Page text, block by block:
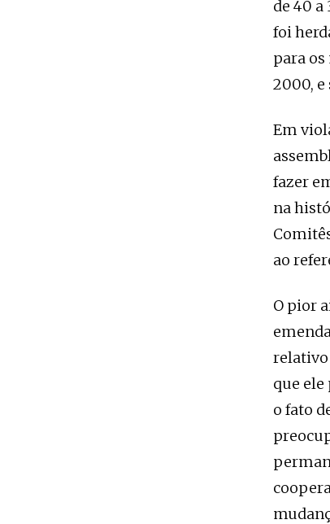
de 40 a
foi
para
2000,
Em
fazer
na
ao
O pior
relativo
que ele
o fato